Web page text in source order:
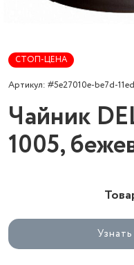
СТОП-ЦЕНА
Артикул: #5e27010e-be7d-
Чайник
1005,